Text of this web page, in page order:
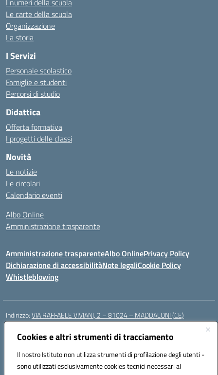
Cookies e altri strumenti di tracciamento
Il nostro Istituto non utilizza strumenti di profilazione degli utenti -
sono utilizzati esclusivamente cookies tecnici necessari al
I numeri della scuola
Le carte della scuola
Organizzazione
La storia
I Servizi
Personale scolastico
Famiglie e studenti
Percorsi di studio
Didattica
Offerta formativa
I progetti delle classi
Novità
Le notizie
Le circolari
Calendario eventi
Albo Online
Amministrazione trasparente
Amministrazione trasparenteAlbo OnlinePrivacy Policy
Dichiarazione di accessibilitàNote legaliCookie Policy
Whistleblowing
Indirizzo:VIA RAFFAELE VIVIANI, 2 – 81024 – MADDALONI (CE)
Centralino:
Posta elettronica certificata (PEC):ceic8av00r@pec.istruzione.it
Codice fiscale: 93086020612
Codice meccanografico:CEIC8AV00R